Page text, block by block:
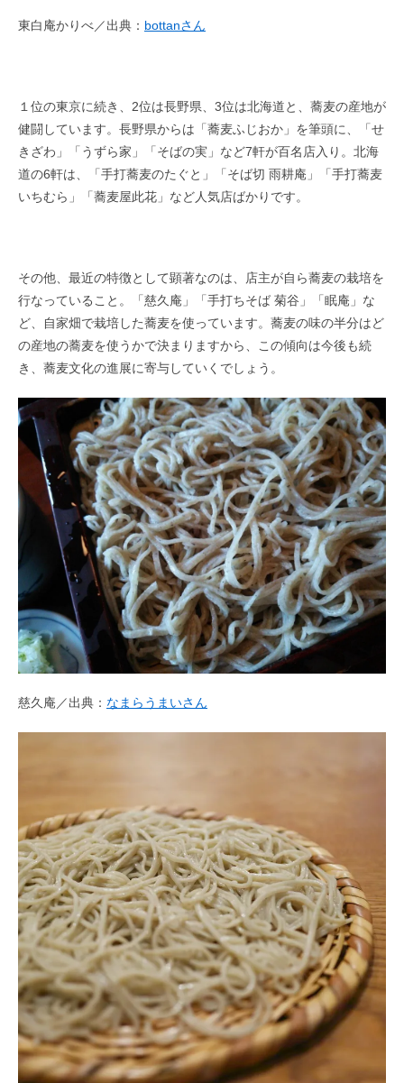
東白庵かりべ／出典： bottanさん
１位の東京に続き、2位は長野県、3位は北海道と、蕎麦の産地が
健闘しています。長野県からは「蕎麦ふじおか」を筆頭に、「せ
きざわ」「うずら家」「そばの実」など7軒が百名店入り。北海
道の6軒は、「手打蕎麦のたぐと」「そば切 雨耕庵」「手打蕎麦
いちむら」「蕎麦屋此花」など人気店ばかりです。
その他、最近の特徴として顕著なのは、店主が自ら蕎麦の栽培を
行なっていること。「慈久庵」「手打ちそば 菊谷」「眠庵」な
ど、自家畑で栽培した蕎麦を使っています。蕎麦の味の半分はど
の産地の蕎麦を使うかで決まりますから、この傾向は今後も続
き、蕎麦文化の進展に寄与していくでしょう。
慈久庵／出典： なまらうまいさん